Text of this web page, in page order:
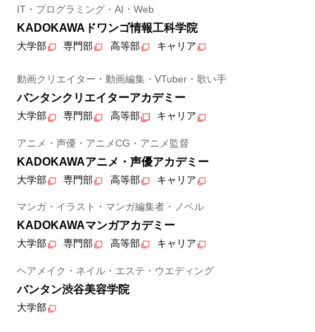
IT・プログラミング・AI・Web
KADOKAWAドワンゴ情報工科学院
大学部 専門部 高等部 キャリア
動画クリエイター・動画編集・VTuber・歌い手
バンタンクリエイターアカデミー
大学部 専門部 高等部 キャリア
アニメ・声優・アニメCG・アニメ監督
KADOKAWAアニメ・声優アカデミー
大学部 専門部 高等部 キャリア
マンガ・イラスト・マンガ編集者・ノベル
KADOKAWAマンガアカデミー
大学部 専門部 高等部 キャリア
ヘアメイク・ネイル・エステ・ウエディング
バンタン渋谷美容学院
大学部